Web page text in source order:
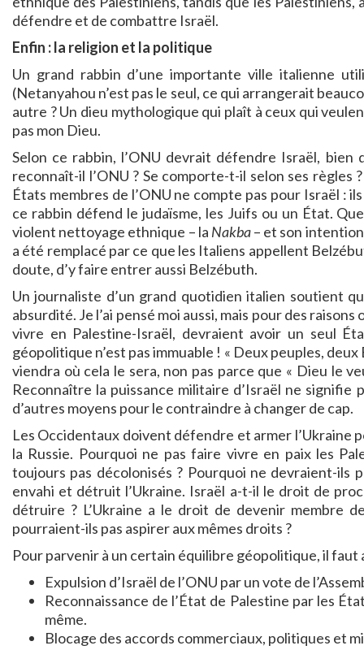
défendre et de combattre Israël.
Enfin : la religion et la politique
Un grand rabbin d’une importante ville italienne
(Netanyahou n’est pas le seul, ce qui arrangerait
autre ? Un dieu mythologique qui plaît à ceux qui
pas mon Dieu.
Selon ce rabbin, l’ONU devrait défendre Israël,
reconnaît-il l’ONU ? Se comporte-t-il selon ses règles
États membres de l’ONU ne compte pas pour Israël :
ce rabbin défend le judaïsme, les Juifs ou un État.
violent nettoyage ethnique – la Nakba– et son
a été remplacé par ce que les Italiens appellent
doute, d’y faire entrer aussi Belzébuth.
Un journaliste d’un grand quotidien italien soutient
absurdité. Je l’ai pensé moi aussi, mais pour des
vivre en Palestine-Israël, devraient avoir un seul
géopolitique n’est pas immuable ! « Deux peuples,
viendra où cela le sera, non pas parce que « Dieu le
Reconnaître la puissance militaire d’Israël ne signifie
d’autres moyens pour le contraindre à changer de cap.
Les Occidentaux doivent défendre et armer l’Ukraine
la Russie. Pourquoi ne pas faire vivre en paix les
toujours pas décolonisés ? Pourquoi ne devraient-ils
envahi et détruit l’Ukraine. Israël a-t-il le droit de
détruire ? L’Ukraine a le droit de devenir membre
pourraient-ils pas aspirer aux mêmes droits ?
Pour parvenir à un certain équilibre géopolitique, il faut
Expulsion d’Israël de l’ONU par un vote de
Reconnaissance de l’État de Palestine par les
même.
Blocage des accords commerciaux, politiques et